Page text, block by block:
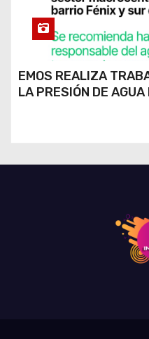
EMOS REALIZA
LA PRESIÓN DE